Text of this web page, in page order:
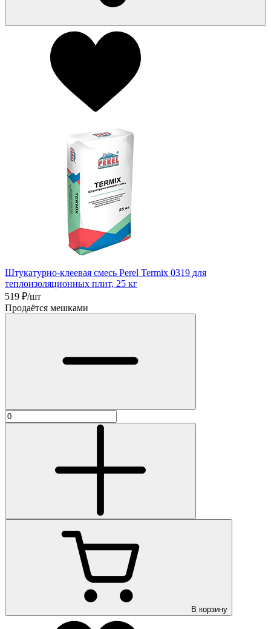
Штукатурно-клеевая смесь Perel Termix 0319 для
теплоизоляционных плит, 25 кг
519 ₽/шт
Продаётся мешками
В корзину